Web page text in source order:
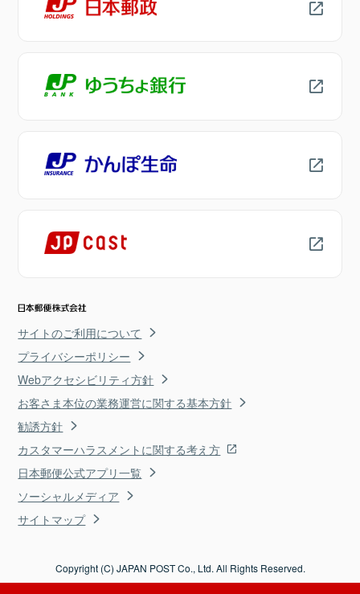
サイトのご利用について
プライバシーポリシー
Webアクセシビリティ方針
お客さま本位の業務運営に関する基本方針
勧誘方針
カスタマーハラスメントに関する考え方
日本郵便公式アプリ一覧
ソーシャルメディア
サイトマップ
Copyright (C) JAPAN POST Co., Ltd. All Rights Reserved.